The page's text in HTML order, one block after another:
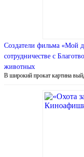
Создатели фильма «Мой
сотрудничестве с
животных
В широкий прокат картина